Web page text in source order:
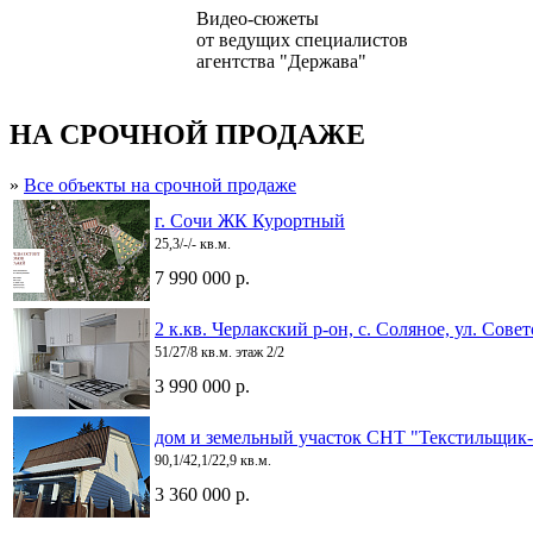
Видео-сюжеты
от ведущих специалистов
агентства "Держава"
НА СРОЧНОЙ ПРОДАЖЕ
» Все объекты на срочной продаже
г. Сочи ЖК Курортный
25,3/-/- кв.м.
7 990 000 р.
2 к.кв. Черлакский р-он, с. Соляное, ул.
51/27/8 кв.м. этаж 2/2
3 990 000 р.
дом и земельный участок СНТ
90,1/42,1/22,9 кв.м.
3 360 000 р.